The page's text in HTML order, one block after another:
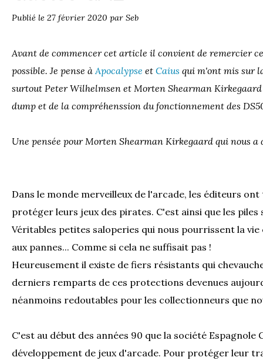
Publié le 27 février 2020 par Seb
Avant de commencer cet article il convient de remercier
possible. Je pense àApocalypse et Caius qui m'ont mis sur
surtout Peter Wilhelmsen et Morten Shearman
dump et de la compréhenssion du fonctionnement des
Une pensée pour Morten Shearman Kirkegaard qui nous
Dans le monde merveilleux de l'arcade, les éditeurs
protéger leurs jeux des pirates. C'est ainsi que les
Véritables petites saloperies qui nous pourrissent la
aux pannes... Comme si cela ne suffisait pas !
Heureusement il existe de fiers résistants qui
derniers remparts de ces protections devenues
néanmoins redoutables pour les collectionneurs que
C'est au début des années 90 que la société Espagnole
développement de jeux d'arcade. Pour protéger leur